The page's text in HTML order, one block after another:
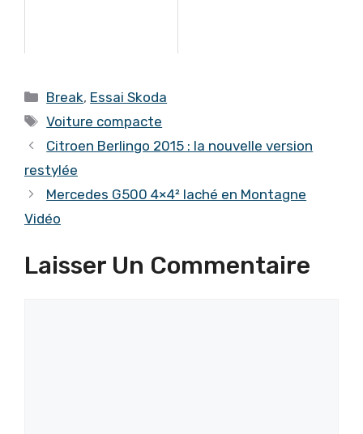
Catégories
Break, Essai Skoda
Étiquettes
Voiture compacte
Citroen Berlingo 2015 : la nouvelle version
restylée
Mercedes G500 4×4² laché en Montagne
Vidéo
Laisser Un Commentaire